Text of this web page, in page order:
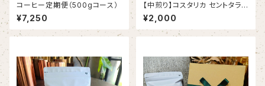
コーヒー定期便（500gコース）
¥7,250
【中煎り】コスタリカ セントタラス
SHB ガンボア農園 (100g)
¥2,000